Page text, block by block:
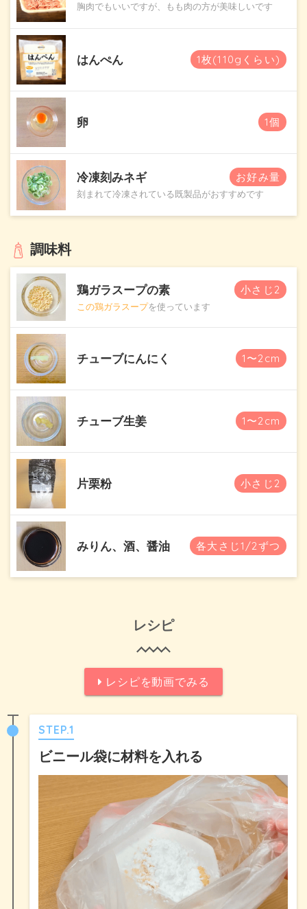
胸肉でもいいですが、もも肉の方が美味しいです
はんぺん 1枚(110gくらい)
卵 1個
冷凍刻みネギ お好み量
刻まれて冷凍されている既製品がおすすめです
調味料
鶏ガラスープの素 小さじ2
この鶏ガラスープを使っています
チューブにんにく 1〜2cm
チューブ生姜 1〜2cm
片栗粉 小さじ2
みりん、酒、醤油 各大さじ1/2ずつ
レシピ
レシピを動画でみる
STEP.1
ビニール袋に材料を入れる